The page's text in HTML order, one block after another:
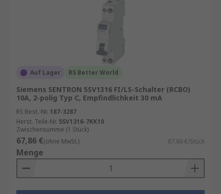
Auf Lager RS Better World
Siemens SENTRON 5SV1316 FI/LS-Schalter (RCBO)
10A, 2-polig Typ C, Empfindlichkeit 30 mA
RS Best.-Nr. 187-3287
Herst. Teile-Nr. 5SV1316-7KK10
Zwischensumme (1 Stück)
67,86 €(ohne MwSt.) 67,86 €/Stück
Menge